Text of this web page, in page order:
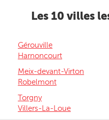
Les 10 villes
Gérouville
Harnoncourt
Meix-devant-Virton
Robelmont
Torgny
Villers-La-Loue